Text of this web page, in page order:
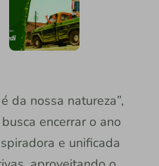
da nossa natureza”,
encerrar o ano
e unificada